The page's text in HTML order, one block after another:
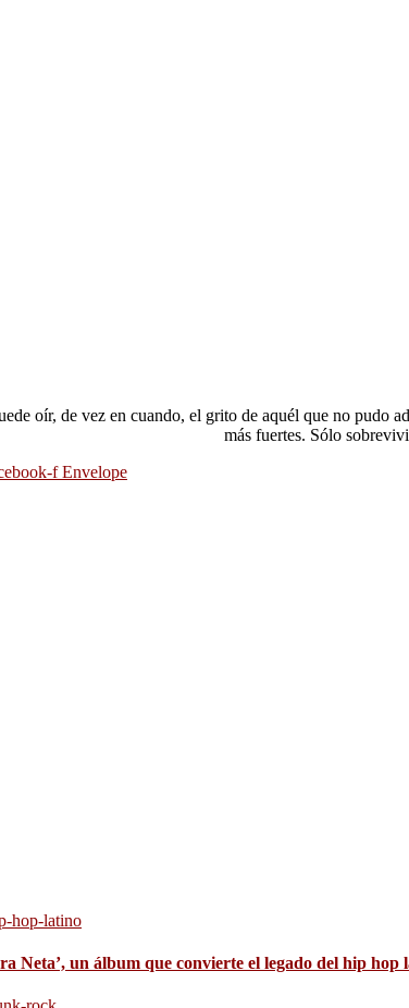
oír, de vez en cuando, el grito de aquél que no pudo
más fuertes. Sólo
f Envelope
Neta’, un álbum que convierte el legado del hip